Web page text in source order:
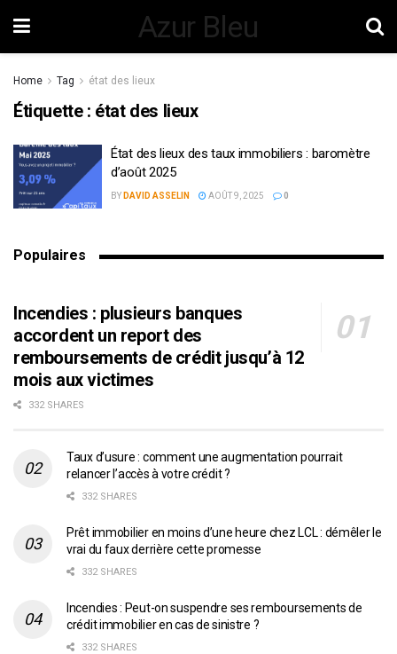
Azur Bleu
Home Tag état des lieux
Étiquette : état des lieux
État des lieux des taux immobiliers : baromètre
d’août 2025
BY DAVID ASSELIN AOÛT 9, 2025 0
Populaires
Incendies : plusieurs banques
accordent un report des
remboursements de crédit jusqu’à 12
mois aux victimes
332 SHARES
Taux d’usure : comment une augmentation pourrait
relancer l’accès à votre crédit ?
332 SHARES
Prêt immobilier en moins d’une heure chez LCL : démêler le
vrai du faux derrière cette promesse
332 SHARES
Incendies : Peut-on suspendre ses remboursements de
crédit immobilier en cas de sinistre ?
332 SHARES